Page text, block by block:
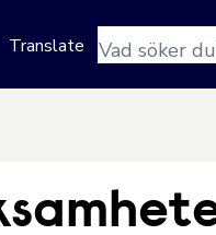
Translate
Sökfras